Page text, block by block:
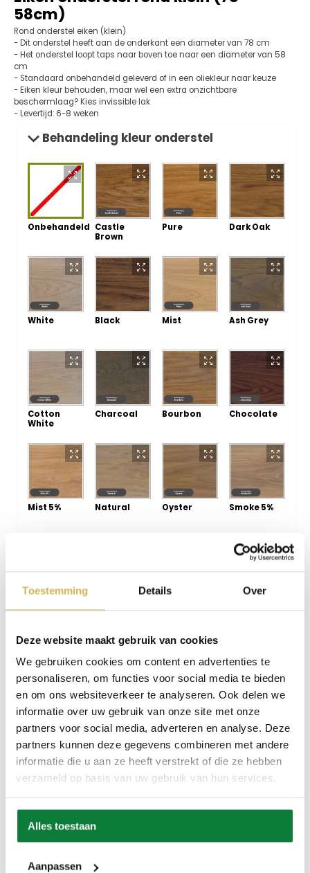
Toestemming Details Over
Deze website maakt gebruik van cookies
We gebruiken cookies om content en advertenties te
personaliseren, om functies voor social media te bieden
en om ons websiteverkeer te analyseren. Ook delen we
informatie over uw gebruik van onze site met onze
partners voor social media, adverteren en analyse. Deze
partners kunnen deze gegevens combineren met andere
informatie die u aan ze heeft verstrekt of die ze hebben
verzameld op basis van uw gebruik van hun services.
Alles toestaan
Aanpassen
58cm)
Rond onderstel eiken (klein)
- Dit onderstel heeft aan de onderkant een diameter van 78 cm
- Het onderstel loopt taps naar boven toe naar een diameter van 58
cm
- Standaard onbehandeld geleverd of in een oliekleur naar keuze
- Eiken kleur behouden, maar wel een extra onzichtbare
beschermlaag? Kies invissible lak
- Levertijd: 6-8 weken
Behandeling kleur onderstel
Onbehandeld Castle
Brown
Pure Dark Oak
White Black Mist Ash Grey
Cotton
White
Charcoal Bourbon Chocolate
Mist 5% Natural Oyster Smoke 5%
White 5% Shell Grey Cocoa Linen